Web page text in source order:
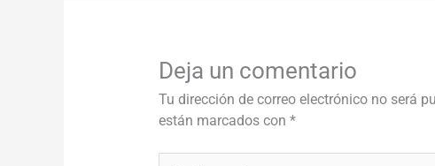
Deja un comentario
Tu dirección de correo electrónico no será
están marcados con *